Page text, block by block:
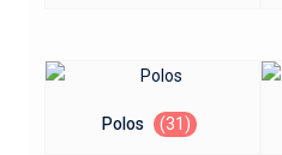
Polos (31)